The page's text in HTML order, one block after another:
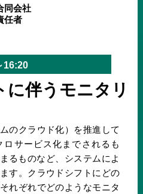
同会社
任者
16:20
伴うモニタリ
のクラウド化）を推進して
サービス化までされるも
るものなど、システムによ
す。クラウドシフトにどの
れぞれでどのようなモニタ